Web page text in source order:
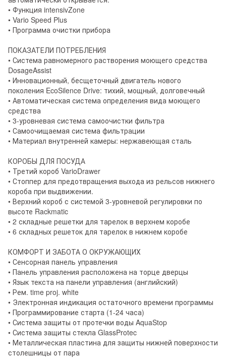
• Функция intensivZone
• Vario Speed ​​Plus
• Программа очистки прибора
ПОКАЗАТЕЛИ ПОТРЕБЛЕНИЯ
• Система равномерного растворения моющего средства
DosageAssist
• Инновационный, бесщеточный двигатель нового
поколения EcoSilence Drive: тихий, мощный, долговечный
• Автоматическая система определения вида моющего
средства
• 3-уровневая система самоочистки фильтра
• Самоочищаемая система фильтрации
• Материал внутренней камеры: нержавеющая сталь
КОРОБЫ ДЛЯ ПОСУДА
• Третий короб VarioDrawer
• Стоппер для предотвращения выхода из рельсов нижнего
короба при выдвижении.
• Верхний короб с системой 3-уровневой регулировки по
высоте Rackmatic
• 2 складные решетки для тарелок в верхнем коробе
• 6 складных решеток для тарелок в нижнем коробе
КОМФОРТ И ЗАБОТА О ОКРУЖАЮЩИХ
• Сенсорная панель управления
• Панель управления расположена на торце дверцы
• Язык текста на панели управления (английский)
• Рем. time proj. white
• Электронная индикация остаточного времени программы
• Программирование старта (1-24 часа)
• Система защиты от протечки воды AquaStop
• Система защиты стекла GlassProtec
• Металлическая пластина для защиты нижней поверхности
столешницы от пара